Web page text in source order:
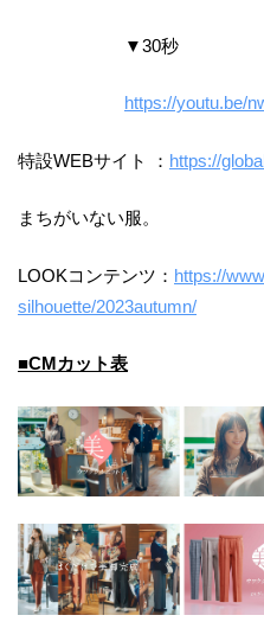
▼30秒
https://youtu.be/
特設WEBサイト ： https://
まちがいない服。
LOOKコンテンツ： https://
silhouette/2023autumn/
■CMカット表